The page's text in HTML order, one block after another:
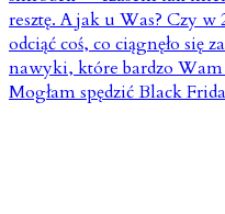
Mogłam spędzić Black